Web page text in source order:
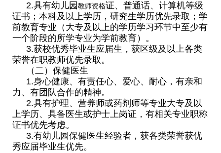
2.具有幼儿园 教师资格证、普通话、计算机等级
证书；本科及以上学历，研究生学历优先录取；学
前教育专业（大专及以上的学历学习环节中至少有
一个阶段的所学专业为学前教育）。
3.获校优秀毕业生应届生，获区级及以上各类
荣誉在职教师优先录取。
（二）保健医生
1.身心健康、有责任心、爱心、耐心，有亲和
力、有团队合作的精神。
2.具有护理、营养师或药剂师等专业大专及以
上学历、具备医生或护士上岗证，有相关专业职称
证书优先考虑。
3.有幼儿园保健医生经验者，获各类荣誉获优
秀应届毕业生优先。